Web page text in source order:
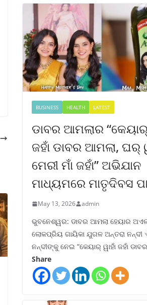
BUSINESS HEALTH LATEST
ଡାବର ଆମଲାର “କେୟାର୍
ଜହାଁ ଡାବର ଆମଲା, ଘର୍
ମେରୀ ମାଁ ଜହାଁ” ଅଭିଯାନ
ମାଧ୍ୟମରେ ମାତୃଦିବସ
May 13, 2026 admin
ଭୁବନେଶ୍ୱର: ଡାବର ଆମଲା ହେୟାର
ଲୋକପ୍ରିୟ ଗାୟିକା ଯୁଗଳ ଅନ୍ତରା ନନ୍ଦୀ
ନନ୍ଦୀଙ୍କୁ ନେଇ “କେୟାର୍ ୱାହାଁ ଜହାଁ
Share